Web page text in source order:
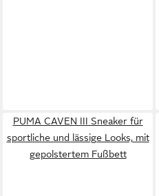
PUMA CAVEN III Sneaker für
sportliche und lässige Looks, mit
gepolstertem Fußbett